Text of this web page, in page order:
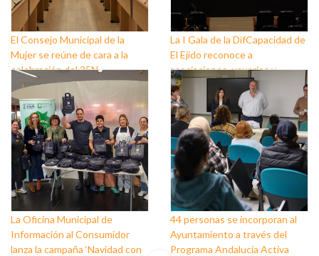
El Consejo Municipal de la
Mujer se reúne de cara a la
celebración del 25N
La I Gala de la DifCapacidad de
El Ejido reconoce a
asociaciones, usuarios y
personas que trabajan a favor
de este colectivo
La Oficina Municipal de
Información al Consumidor
lanza la campaña ‘Navidad con
44 personas se incorporan al
Ayuntamiento a través del
Programa Andalucía Activa